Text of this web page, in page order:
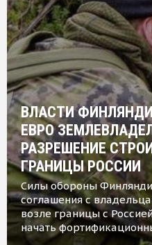
ВЛАСТИ
ЕВРО
РАЗРЕШЕНИЕ
ГРАНИЦЫ РОССИИ
Силы обороны
соглашения с
возле границы с
начать